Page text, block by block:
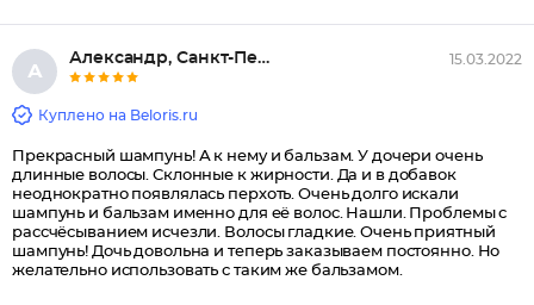
А
Александр, Санкт-Петербург 15.03.2022
Куплено на Beloris.ru
Прекрасный шампунь! А к нему и бальзам. У дочери очень
длинные волосы. Склонные к жирности. Да и в добавок
неоднократно появлялась перхоть. Очень долго искали
шампунь и бальзам именно для её волос. Нашли. Проблемы с
рассчёсыванием исчезли. Волосы гладкие. Очень приятный
шампунь! Дочь довольна и теперь заказываем постоянно. Но
желательно использовать с таким же бальзамом.